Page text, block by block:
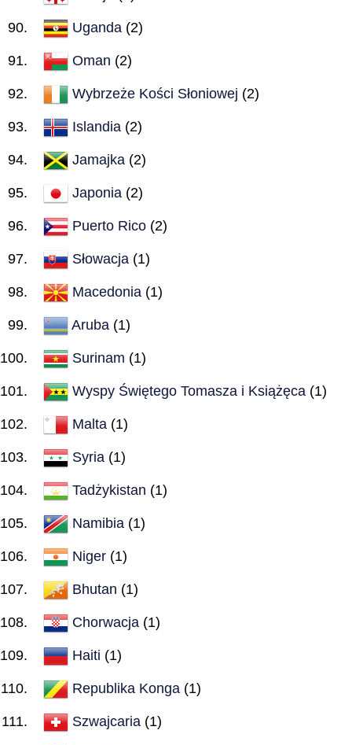
Uganda (2)
Oman (2)
Wybrzeże Kości Słoniowej (2)
Islandia (2)
Jamajka (2)
Japonia (2)
Puerto Rico (2)
Słowacja (1)
Macedonia (1)
Aruba (1)
Surinam (1)
Wyspy Świętego Tomasza i Książęca (1)
Malta (1)
Syria (1)
Tadżykistan (1)
Namibia (1)
Niger (1)
Bhutan (1)
Chorwacja (1)
Haiti (1)
Republika Konga (1)
Szwajcaria (1)